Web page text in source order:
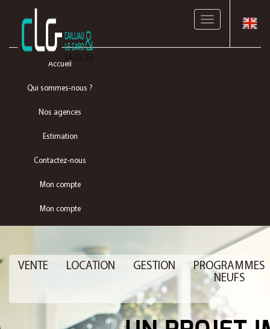
Toggle
Accueil
Qui sommes-nous ?
Nos agences
Estimation
Contactez-nous
Mon compte
Mon compte
VENTE LOCATION GESTION
PROGRAMMES
NEUFS